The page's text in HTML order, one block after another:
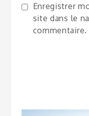
Enregistrer
site dans le
commentaire.